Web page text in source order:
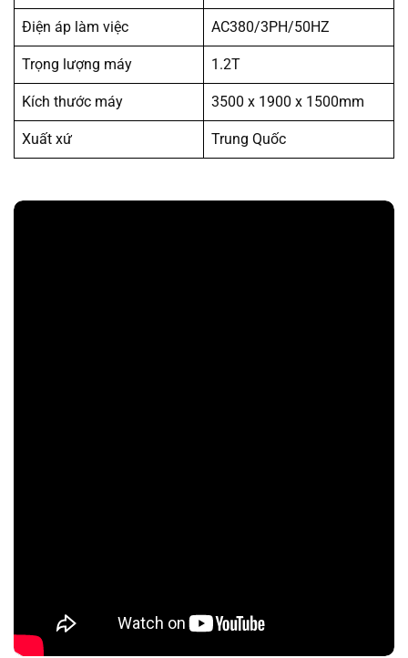
Điện áp làm việc AC380/3PH/50HZ
Trọng lượng máy 1.2T
Kích thước máy 3500 x 1900 x 1500mm
Xuất xứ Trung Quốc